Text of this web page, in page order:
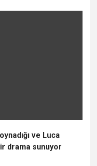
ve Luca
drama sunuyor